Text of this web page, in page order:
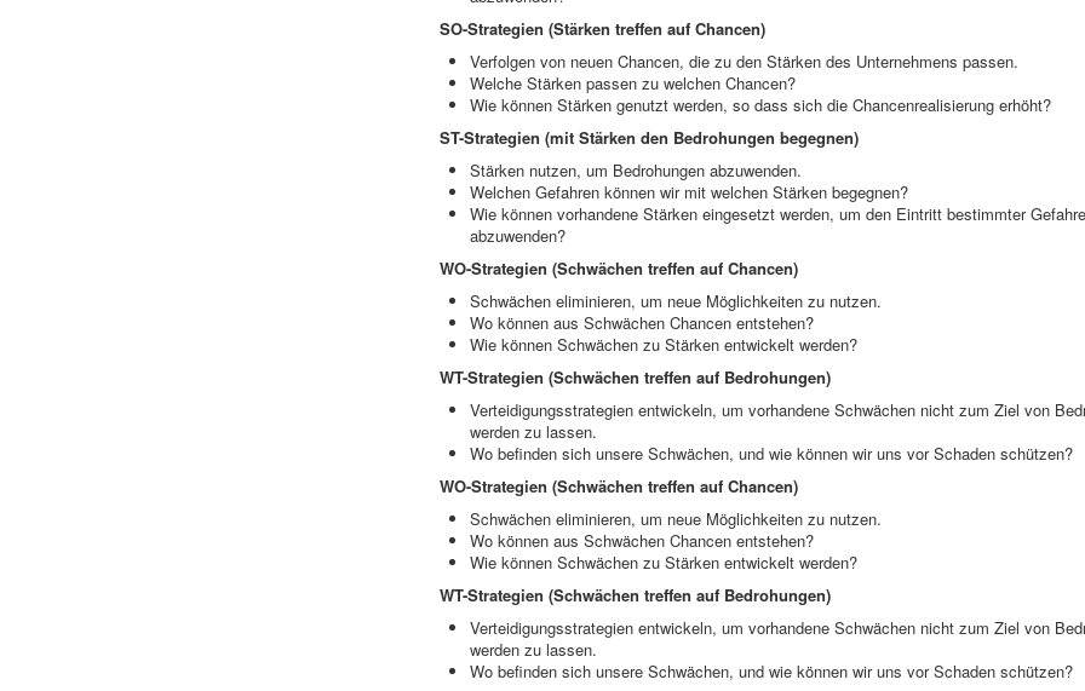
SO-Strategien (Stärken treffen auf Chancen)
Verfolgen von neuen Chancen, die zu den Stärken des Unternehmens passen.
Welche Stärken passen zu welchen Chancen?
Wie können Stärken genutzt werden, so dass sich die Chancenrealisierung erhöht?
ST-Strategien (mit Stärken den Bedrohungen begegnen)
Stärken nutzen, um Bedrohungen abzuwenden.
Welchen Gefahren können wir mit welchen Stärken begegnen?
Wie können vorhandene Stärken eingesetzt werden, um den Eintritt bestimmter
abzuwenden?
WO-Strategien (Schwächen treffen auf Chancen)
Schwächen eliminieren, um neue Möglichkeiten zu nutzen.
Wo können aus Schwächen Chancen entstehen?
Wie können Schwächen zu Stärken entwickelt werden?
WT-Strategien (Schwächen treffen auf Bedrohungen)
Verteidigungsstrategien entwickeln, um vorhandene Schwächen nicht zum Ziel von
werden zu lassen.
Wo befinden sich unsere Schwächen, und wie können wir uns vor Schaden schützen?
WO-Strategien (Schwächen treffen auf Chancen)
Schwächen eliminieren, um neue Möglichkeiten zu nutzen.
Wo können aus Schwächen Chancen entstehen?
Wie können Schwächen zu Stärken entwickelt werden?
WT-Strategien (Schwächen treffen auf Bedrohungen)
Verteidigungsstrategien entwickeln, um vorhandene Schwächen nicht zum Ziel von
werden zu lassen.
Wo befinden sich unsere Schwächen, und wie können wir uns vor Schaden schützen?